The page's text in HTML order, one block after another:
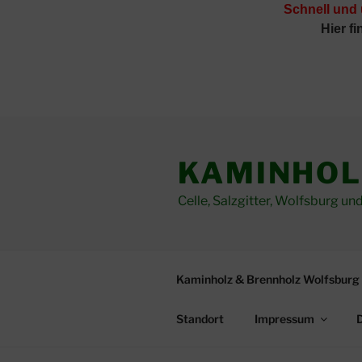
Schnell und
Hier
Celle, Salzgitter, Wolfsburg
Kaminholz & Brennholz Wolfsburg
Standort Impressum